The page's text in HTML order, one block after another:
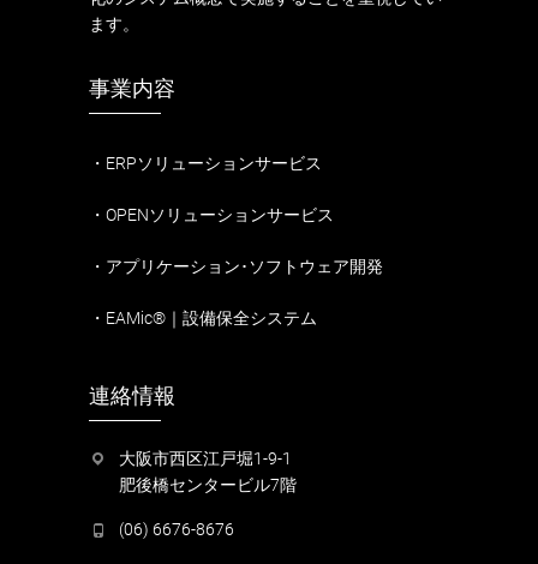
ます。
事業内容
・ERPソリューションサービス
・OPENソリューションサービス
・アプリケーション･ソフトウェア開発
・EAMic®｜設備保全システム
連絡情報
大阪市西区江戸堀1-9-1
肥後橋センタービル7階
(06) 6676-8676